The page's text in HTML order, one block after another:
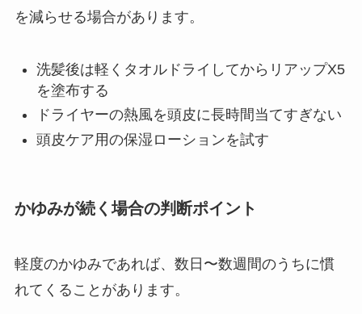
を減らせる場合があります。
洗髪後は軽くタオルドライしてからリアップX5
を塗布する
ドライヤーの熱風を頭皮に長時間当てすぎない
頭皮ケア用の保湿ローションを試す
かゆみが続く場合の判断ポイント
軽度のかゆみであれば、数日〜数週間のうちに慣
れてくることがあります。